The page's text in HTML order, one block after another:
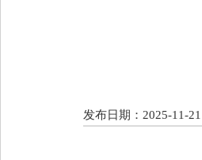
发布日期：2025-11-21